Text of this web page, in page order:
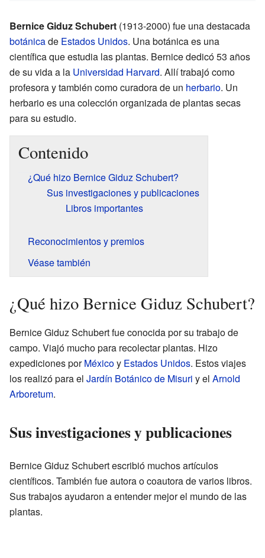
Bernice Giduz Schubert (1913-2000) fue una destacada
botánicade Estados Unidos. Una botánica es una
científica que estudia las plantas. Bernice dedicó 53 años
de su vida a la Universidad Harvard. Allí trabajó como
profesora y también como curadora de un herbario. Un
herbario es una colección organizada de plantas secas
para su estudio.
Contenido
¿Qué hizo Bernice Giduz Schubert?
Sus investigaciones y publicaciones
Libros importantes
Reconocimientos y premios
Véase también
¿Qué hizo Bernice Giduz Schubert?
Bernice Giduz Schubert fue conocida por su trabajo de
campo. Viajó mucho para recolectar plantas. Hizo
expediciones porMéxicoy Estados Unidos. Estos viajes
los realizó para el Jardín Botánico de Misuri y el Arnold
Arboretum.
Sus investigaciones y publicaciones
Bernice Giduz Schubert escribió muchos artículos
científicos. También fue autora o coautora de varios libros.
Sus trabajos ayudaron a entender mejor el mundo de las
plantas.